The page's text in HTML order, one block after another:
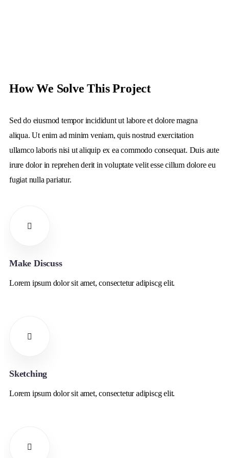
How We Solve This Project
Sed do eiusmod tempor incididunt ut labore et dolore magna
aliqua. Ut enim ad minim veniam, quis nostrud exercitation
ullamco laboris nisi ut aliquip ex ea commodo consequat. Duis aute
irure dolor in reprehen derit in voluptate velit esse cillum dolore eu
fugiat nulla pariatur.
Make Discuss
Lorem ipsum dolor sit amet, consectetur adipiscg elit.
Sketching
Lorem ipsum dolor sit amet, consectetur adipiscg elit.